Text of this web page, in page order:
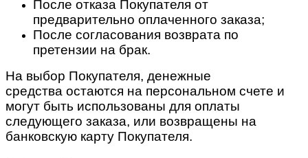
После отказа Покупателя от
предварительно оплаченного заказа;
После согласования возврата по
претензии на брак.
На выбор Покупателя, денежные
средства остаются на персональном счете и
могут быть использованы для оплаты
следующего заказа, или возвращены на
банковскую карту Покупателя.